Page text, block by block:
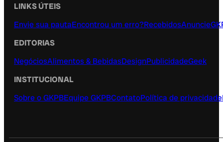
LINKS ÚTEIS
Envie sua pautaEncontrou um erro?RecebidosAnuncie
EDITORIAS
NegóciosAlimentos & BebidasDesignPublicidadeGeek
INSTITUCIONAL
Sobre o GKPBEquipe GKPBContatoPolítica de privacidade